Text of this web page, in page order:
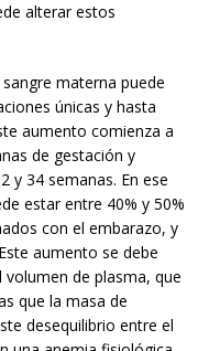
alterar estos
materna puede
únicas y hasta
aumento comienza a
de gestación y
y 34 semanas. En ese
estar entre 40% y 50%
con el embarazo, y
aumento se debe
de plasma, que
que la masa de
desequilibrio entre el